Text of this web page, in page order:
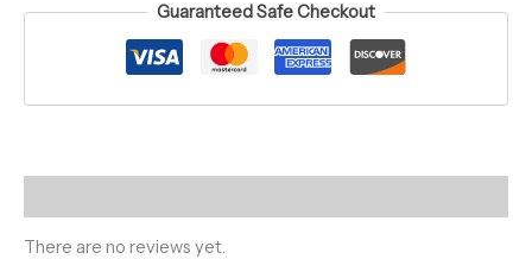
Guaranteed Safe Checkout
There are no reviews yet.